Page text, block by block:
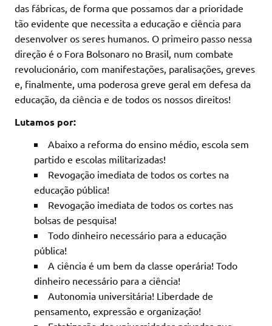
das fábricas, de forma que possamos dar a prioridade
tão evidente que necessita a educação e ciência para
desenvolver os seres humanos. O primeiro passo nessa
direção é o Fora Bolsonaro no Brasil, num combate
revolucionário, com manifestações, paralisações, greves
e, finalmente, uma poderosa greve geral em defesa da
educação, da ciência e de todos os nossos direitos!
Lutamos por:
Abaixo a reforma do ensino médio, escola sem
partido e escolas militarizadas!
Revogação imediata de todos os cortes na
educação pública!
Revogação imediata de todos os cortes nas
bolsas de pesquisa!
Todo dinheiro necessário para a educação
pública!
A ciência é um bem da classe operária! Todo
dinheiro necessário para a ciência!
Autonomia universitária! Liberdade de
pensamento, expressão e organização!